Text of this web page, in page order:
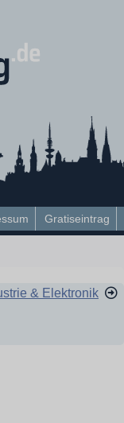
Gratiseintrag
& Elektronik